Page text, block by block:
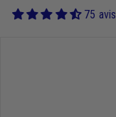
75 avis